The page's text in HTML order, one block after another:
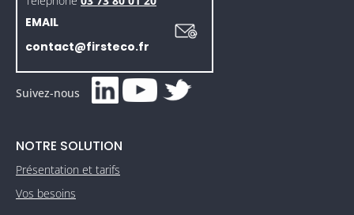
EMAIL
contact@firsteco.fr
Suivez-nous
NOTRE SOLUTION
Présentation et tarifs
Vos besoins